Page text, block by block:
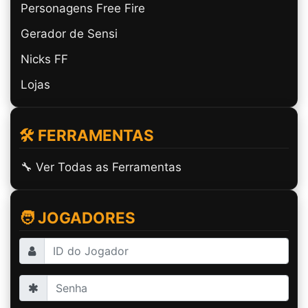
Personagens Free Fire
Gerador de Sensi
Nicks FF
Lojas
🛠️ FERRAMENTAS
🔧 Ver Todas as Ferramentas
🧑 JOGADORES